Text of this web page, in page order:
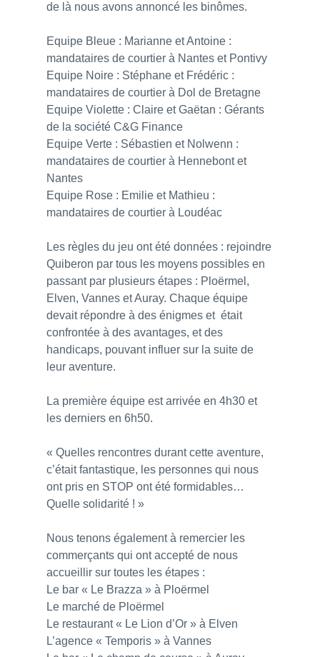
de là nous avons annoncé les binômes.
Equipe Bleue : Marianne et Antoine :
mandataires de courtier à Nantes et Pontivy
Equipe Noire : Stéphane et Frédéric :
mandataires de courtier à Dol de Bretagne
Equipe Violette : Claire et Gaëtan : Gérants
de la société C&G Finance
Equipe Verte : Sébastien et Nolwenn :
mandataires de courtier à Hennebont et
Nantes
Equipe Rose : Emilie et Mathieu :
mandataires de courtier à Loudéac
Les règles du jeu ont été données : rejoindre
Quiberon par tous les moyens possibles en
passant par plusieurs étapes : Ploërmel,
Elven, Vannes et Auray. Chaque équipe
devait répondre à des énigmes et était
confrontée à des avantages, et des
handicaps, pouvant influer sur la suite de
leur aventure.
La première équipe est arrivée en 4h30 et
les derniers en 6h50.
« Quelles rencontres durant cette aventure,
c’était fantastique, les personnes qui nous
ont pris en STOP ont été formidables…
Quelle solidarité ! »
Nous tenons également à remercier les
commerçants qui ont accepté de nous
accueillir sur toutes les étapes :
Le bar « Le Brazza » à Ploërmel
Le marché de Ploërmel
Le restaurant « Le Lion d’Or » à Elven
L’agence « Temporis » à Vannes